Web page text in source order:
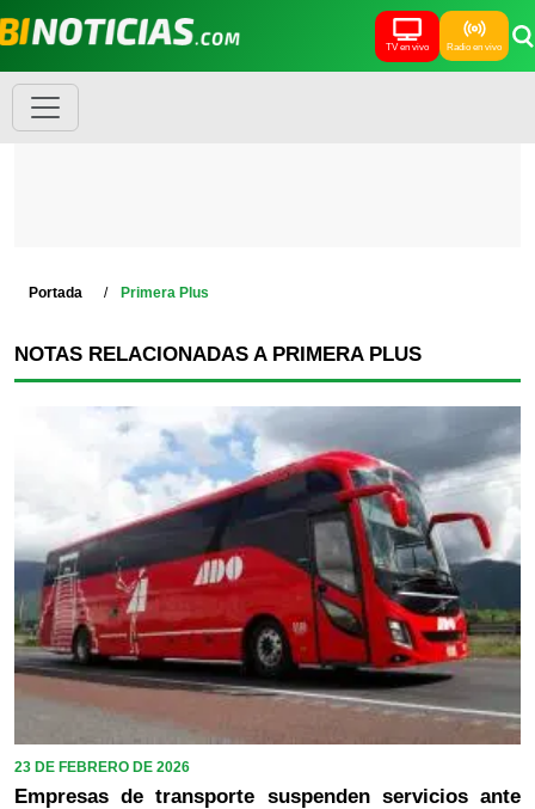
TV en vivo Radio en vivo
Portada Primera Plus
NOTAS RELACIONADAS A PRIMERA PLUS
23 DE FEBRERO DE 2026
Empresas de transporte suspenden servicios ante